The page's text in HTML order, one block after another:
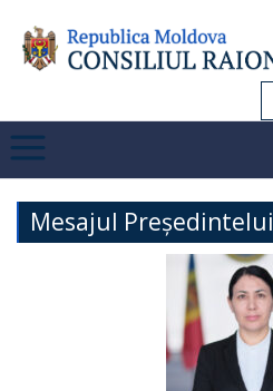
Mesajul Președintelui